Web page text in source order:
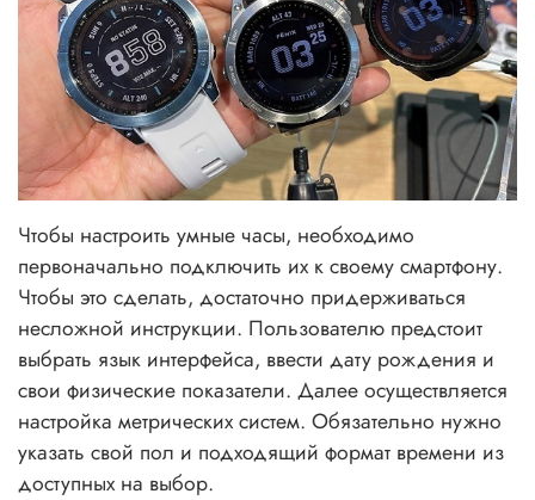
Чтобы настроить умные часы, необходимо
первоначально подключить их к своему смартфону.
Чтобы это сделать, достаточно придерживаться
несложной инструкции. Пользователю предстоит
выбрать язык интерфейса, ввести дату рождения и
свои физические показатели. Далее осуществляется
настройка метрических систем. Обязательно нужно
указать свой пол и подходящий формат времени из
доступных на выбор.